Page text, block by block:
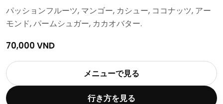
パッションフルーツ, マンゴー, カシュー, ココナッツ, アー
モンド, パームシュガー, カカオバター.
70,000 VND
メニューで見る
行き方を見る